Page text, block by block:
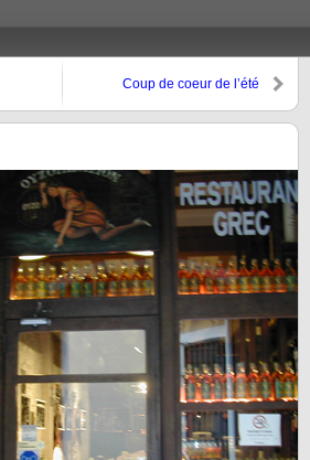
Coup de coeur de l’été